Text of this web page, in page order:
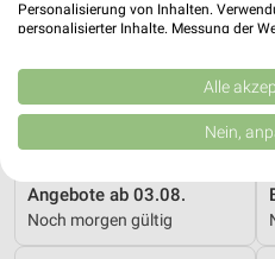
Angebote ab 03.08.
Noch morgen gültig
Personalisierung von Inhalten.
personalisierter Inhalte. Messung der
Kombinationen von Daten aus
Verbesserung der Angebote.
von Inhalten.
Daten können außerhalb der
USA gesendet werden.
Website/App.
Partnerliste anzeigen (1 IAB-
Alle
Nein,